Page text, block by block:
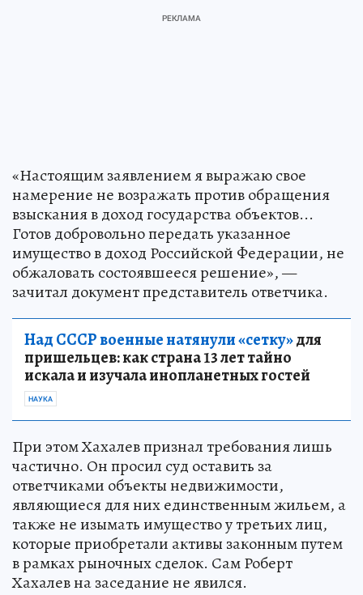
«Настоящим заявлением я выражаю свое
намерение не возражать против обращения
взыскания в доход государства объектов...
Готов добровольно передать указанное
имущество в доход Российской Федерации, не
обжаловать состоявшееся решение», —
зачитал документ представитель ответчика.
Над СССР военные натянули «сетку»для
пришельцев: как страна 13 лет тайно
искала и изучала инопланетных гостей
НАУКА
При этом Хахалев признал требования лишь
частично. Он просил суд оставить за
ответчиками объекты недвижимости,
являющиеся для них единственным жильем, а
также не изымать имущество у третьих лиц,
которые приобретали активы законным путем
в рамках рыночных сделок. Сам Роберт
Хахалев на заседание не явился.